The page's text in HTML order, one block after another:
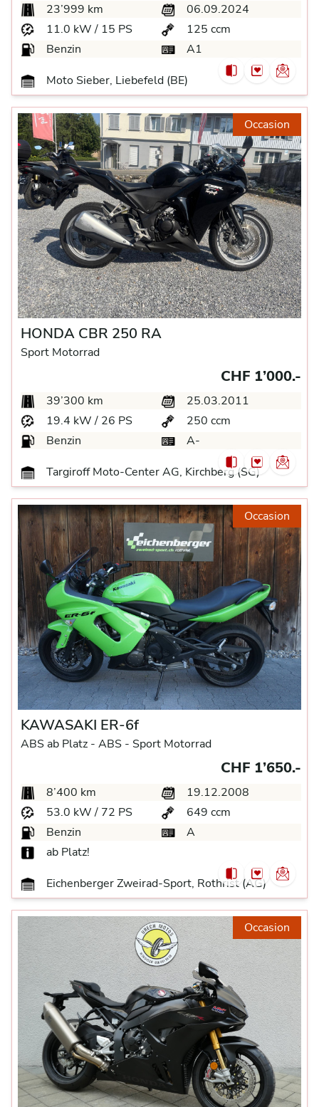
23’999 km
06.09.2024
11.0 kW / 15 PS
125 ccm
Benzin
A1
Moto Sieber, Liebefeld (BE)
Occasion
HONDA CBR 250 RA
Sport Motorrad
CHF 1’000.-
39’300 km
25.03.2011
19.4 kW / 26 PS
250 ccm
Benzin
A-
Targiroff Moto-Center AG, Kirchberg (SG)
Occasion
KAWASAKI ER-6f
ABS ab Platz - ABS - Sport Motorrad
CHF 1’650.-
8’400 km
19.12.2008
53.0 kW / 72 PS
649 ccm
Benzin
A
ab Platz!
Eichenberger Zweirad-Sport, Rothrist (AG)
Occasion